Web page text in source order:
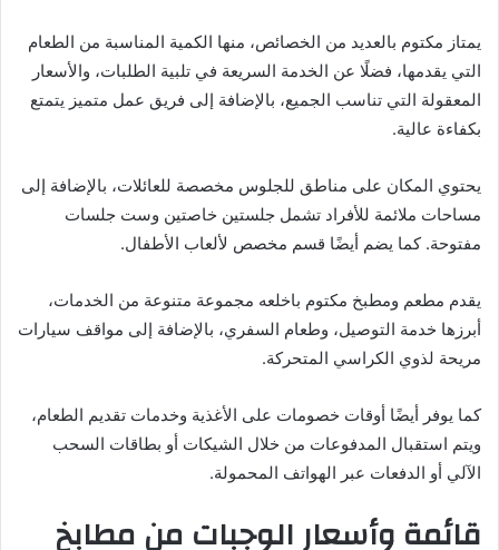
يمتاز مكتوم بالعديد من الخصائص، منها الكمية المناسبة من الطعام
التي يقدمها، فضلًا عن الخدمة السريعة في تلبية الطلبات، والأسعار
المعقولة التي تناسب الجميع، بالإضافة إلى فريق عمل متميز يتمتع
بكفاءة عالية.
يحتوي المكان على مناطق للجلوس مخصصة للعائلات، بالإضافة إلى
مساحات ملائمة للأفراد تشمل جلستين خاصتين وست جلسات
مفتوحة. كما يضم أيضًا قسم مخصص لألعاب الأطفال.
يقدم مطعم ومطبخ مكتوم باخلعه مجموعة متنوعة من الخدمات،
أبرزها خدمة التوصيل، وطعام السفري، بالإضافة إلى مواقف سيارات
مريحة لذوي الكراسي المتحركة.
كما يوفر أيضًا أوقات خصومات على الأغذية وخدمات تقديم الطعام،
ويتم استقبال المدفوعات من خلال الشيكات أو بطاقات السحب
الآلي أو الدفعات عبر الهواتف المحمولة.
قائمة وأسعار الوجبات من مطابخ